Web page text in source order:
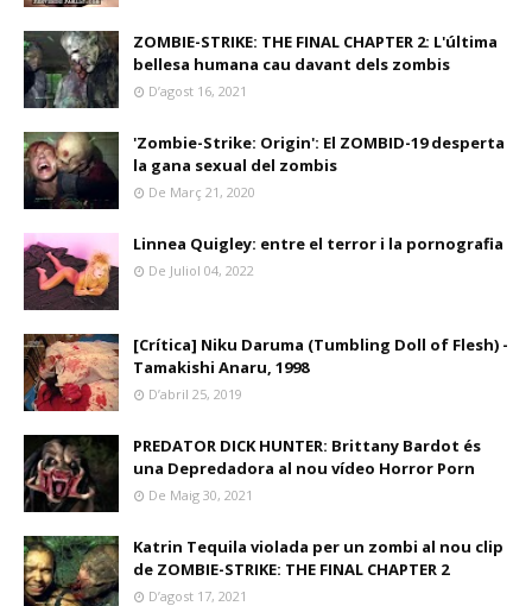
ZOMBIE-STRIKE: THE FINAL CHAPTER 2: L'última
bellesa humana cau davant dels zombis
D’agost 16, 2021
'Zombie-Strike: Origin': El ZOMBID-19 desperta
la gana sexual del zombis
De Març 21, 2020
Linnea Quigley: entre el terror i la pornografia
De Juliol 04, 2022
[Crítica] Niku Daruma (Tumbling Doll of Flesh) -
Tamakishi Anaru, 1998
D’abril 25, 2019
PREDATOR DICK HUNTER: Brittany Bardot és
una Depredadora al nou vídeo Horror Porn
De Maig 30, 2021
Katrin Tequila violada per un zombi al nou clip
de ZOMBIE-STRIKE: THE FINAL CHAPTER 2
D’agost 17, 2021